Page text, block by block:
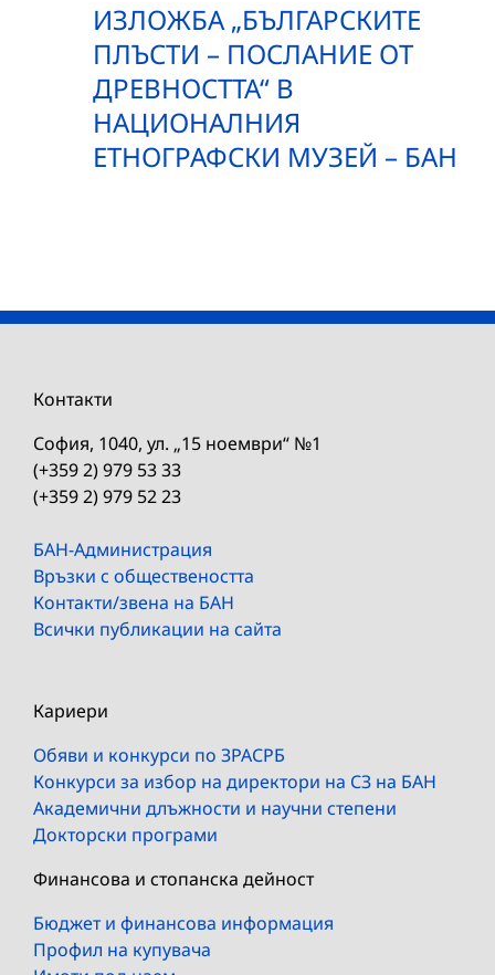
ИЗЛОЖБА „БЪЛГАРСКИТЕ
ПЛЪСТИ – ПОСЛАНИЕ ОТ
ДРЕВНОСТТА“ В
НАЦИОНАЛНИЯ
ЕТНОГРАФСКИ МУЗЕЙ – БАН
Контакти
София, 1040, ул. „15 ноември“ №1
(+359 2) 979 53 33
(+359 2) 979 52 23
БАН-Администрация
Връзки с обществеността
Контакти/звена на БАН
Всички публикации на сайта
Кариери
Обяви и конкурси по ЗРАСРБ
Конкурси за избор на директори на СЗ на БАН
Академични длъжности и научни степени
Докторски програми
Финансова и стопанска дейност
Бюджет и финансова информация
Профил на купувача